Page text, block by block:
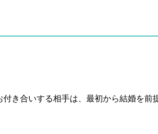
き合いする相手は、最初から結婚を前